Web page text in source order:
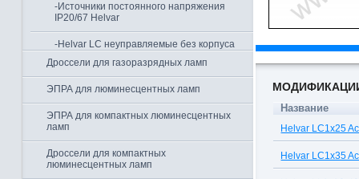
-Источники постоянного напряжения
IP20/67 Helvar
-Helvar LC неуправляемые без корпуса
Дроссели для газоразрядных ламп
ЭПРА для люминесцентных ламп
ЭПРА для компактных люминесцентных
ламп
Дроссели для компактных
люминесцентных ламп
Название
Helvar LC1x25
Helvar LC1x35